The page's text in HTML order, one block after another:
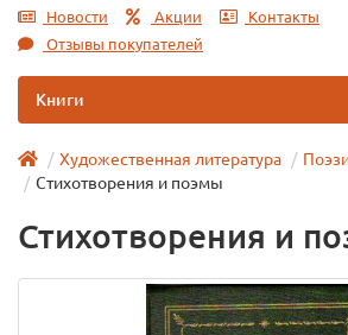
Новости Акции
Контакты
Отзывы покупателей
Книги
Художественная литература
Стихотворения и поэмы
Стихотворения и